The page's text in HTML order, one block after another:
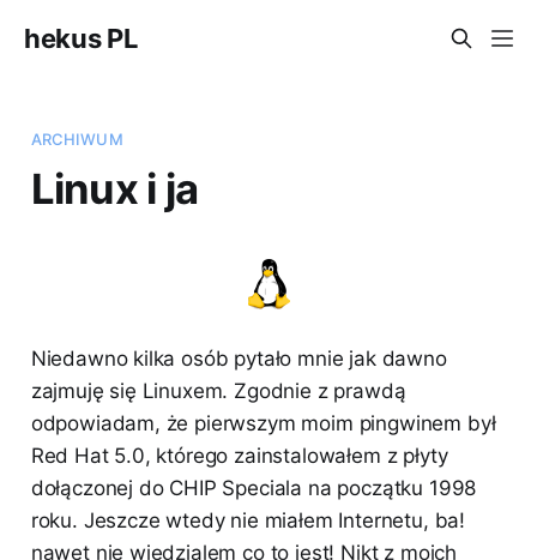
hekus PL
ARCHIWUM
Linux i ja
Niedawno kilka osób pytało mnie jak dawno
zajmuję się Linuxem. Zgodnie z prawdą
odpowiadam, że pierwszym moim pingwinem był
Red Hat 5.0, którego zainstalowałem z płyty
dołączonej do CHIP Speciala na początku 1998
roku. Jeszcze wtedy nie miałem Internetu, ba!
nawet nie wiedzialem co to jest! Nikt z moich